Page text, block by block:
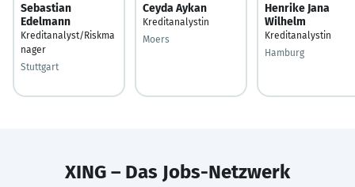
Sebastian
Edelmann
Kreditanalyst/Riskma
nager
Stuttgart
Ceyda Aykan
Kreditanalystin
Moers
Henrike Jana
Wilhelm
Kreditanalystin
Hamburg
XING – Das Jobs-Netzwerk